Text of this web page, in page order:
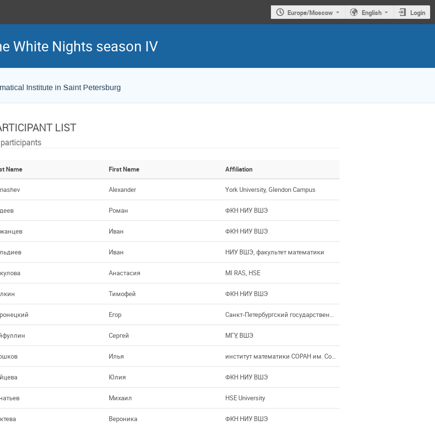
Europe/Moscow English Login
White Nights season IV
Institute in Saint Petersburg
LIST
Name First Name Affiliation
Alexander York University, Glendon Campus
Роман ФКН НИУ ВШЭ
Иван ФКН НИУ ВШЭ
Иван НИУ ВШЭ, факультет математики
Анастасия MI RAS, HSE
Тимофей ФКН НИУ ВШЭ
Егор
Сергей МГУ, ВШЭ
Илья
Юлия ФКН НИУ ВШЭ
Михаил HSE University
Вероника ФКН НИУ ВШЭ